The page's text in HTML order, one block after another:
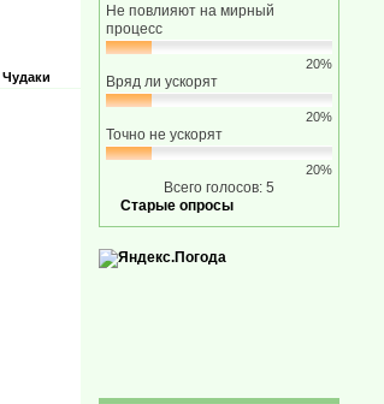
Чудаки
Не повлияют на мирный
процесс
20%
Вряд ли ускорят
20%
Точно не ускорят
20%
Всего голосов: 5
Старые опросы